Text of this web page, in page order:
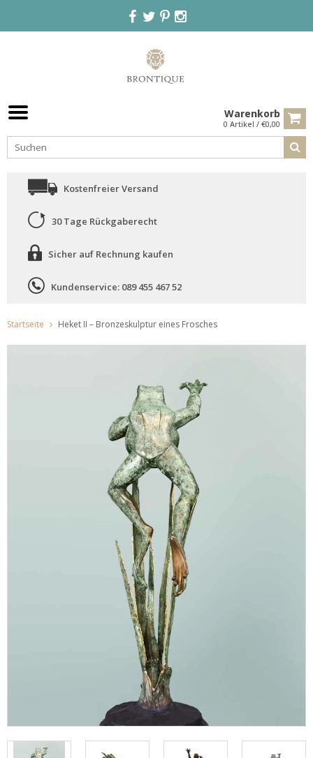
Warenkorb
0 Artikel / €0,00
Kostenfreier Versand
30 Tage Rückgaberecht
Sicher auf Rechnung kaufen
Kundenservice: 089 455 467 52
Startseite Heket II – Bronzeskulptur eines Frosches